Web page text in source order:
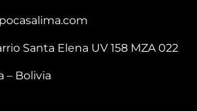
Santa Elena UV 158 MZA 022
– Bolivia